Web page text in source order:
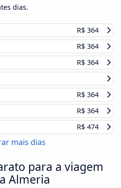
dias.
R$ 364
R$ 364
R$ 364
R$ 364
R$ 364
R$ 474
mais dias
para a viagem
Almeria